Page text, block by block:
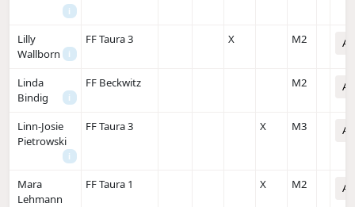
i
Lilly
Wallborn
i
FF Taura 3 X M2
Linda
Bindig
i
FF Beckwitz M2
Linn-Josie
Pietrowski
i
FF Taura 3 X M3
Mara
Lehmann
FF Taura 1 X M2